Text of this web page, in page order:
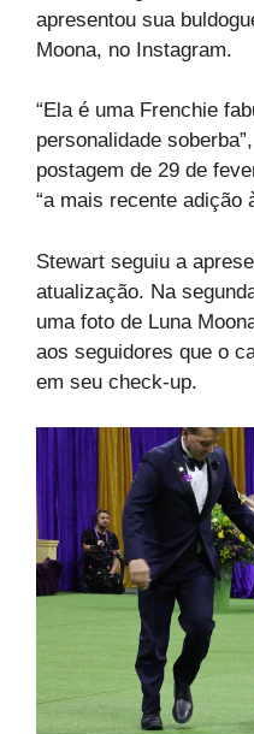
apresentou sua
Moona, no Instagram.
“Ela é uma Frenchie
personalidade
postagem de 29 de
“a mais recente adição
Stewart seguiu a
atualização. Na
uma foto de Luna
aos seguidores que o
em seu check-up.